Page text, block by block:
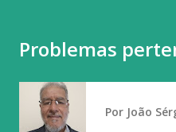
Problemas
Por João